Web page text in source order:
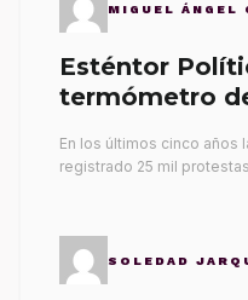
MIGUEL ÁNGEL
Esténtor
termómetro
En los últimos cinco años
registrado 25 mil
SOLEDAD